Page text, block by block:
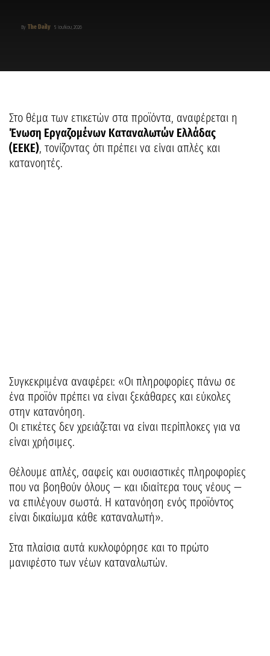
By The Daily 5 Ιουλίου, 2026
Στο θέμα των ετικετών στα προϊόντα, αναφέρεται η
Ένωση Εργαζομένων Καταναλωτών Ελλάδας
(ΕΕΚΕ), τονίζοντας ότι πρέπει να είναι απλές και
κατανοητές.
Συγκεκριμένα αναφέρει: «Οι πληροφορίες πάνω σε
ένα προϊόν πρέπει να είναι ξεκάθαρες και εύκολες
στην κατανόηση.
Οι ετικέτες δεν χρειάζεται να είναι περίπλοκες για να
είναι χρήσιμες.
Θέλουμε απλές, σαφείς και ουσιαστικές πληροφορίες
που να βοηθούν όλους — και ιδιαίτερα τους νέους —
να επιλέγουν σωστά. Η κατανόηση ενός προϊόντος
είναι δικαίωμα κάθε καταναλωτή».
Στα πλαίσια αυτά κυκλοφόρησε και το πρώτο
μανιφέστο των νέων καταναλωτών.